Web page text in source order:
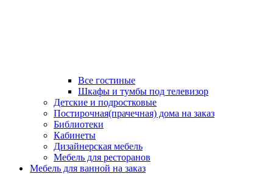
Все гостиные
Шкафы и тумбы под телевизор
Детские и подростковые
Постирочная(прачечная) дома на заказ
Библиотеки
Кабинеты
Дизайнерская мебель
Мебель для ресторанов
Мебель для ванной на заказ